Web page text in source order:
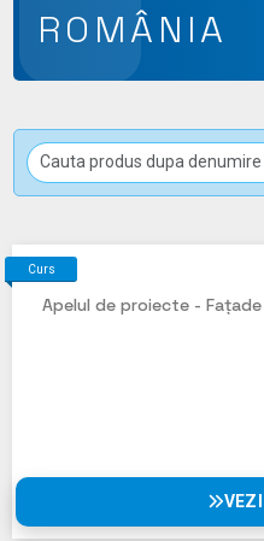
ROMÂNIA
Curs
Apelul de proiecte - Fațade